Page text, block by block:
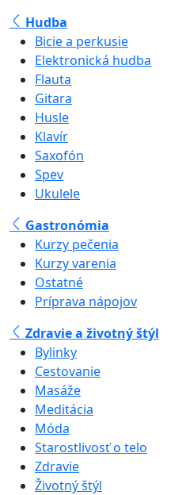
Hudba
Bicie a perkusie
Elektronická hudba
Flauta
Gitara
Husle
Klavír
Saxofón
Spev
Ukulele
Gastronómia
Kurzy pečenia
Kurzy varenia
Ostatné
Príprava nápojov
Zdravie a životný štýl
Bylinky
Cestovanie
Masáže
Meditácia
Móda
Starostlivosť o telo
Zdravie
Životný štýl